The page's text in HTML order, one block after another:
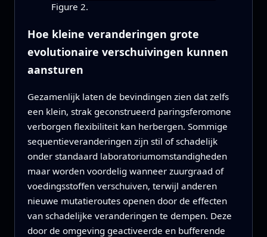
Figure 2.
Hoe kleine veranderingen grote
evolutionaire verschuivingen kunnen
aansturen
Gezamenlijk laten de bevindingen zien dat zelfs
een klein, strak geconstrueerd paringsferomone
verborgen flexibiliteit kan herbergen. Sommige
sequentieveranderingen zijn stil of schadelijk
onder standaard laboratoriumomstandigheden
maar worden voordelig wanneer zuurgraad of
voedingsstoffen verschuiven, terwijl anderen
nieuwe mutatieroutes openen door de effecten
van schadelijke veranderingen te dempen. Deze
door de omgeving geactiveerde en bufferende